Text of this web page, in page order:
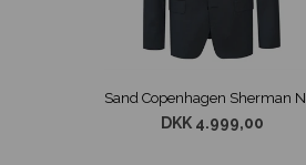
DKK 4.999,00